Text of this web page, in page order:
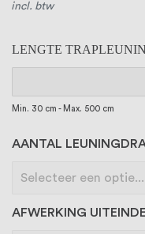
LENGTE
Min. 30 cm - Max. 500 cm
AANTAL
AFWERKING
incl. btw